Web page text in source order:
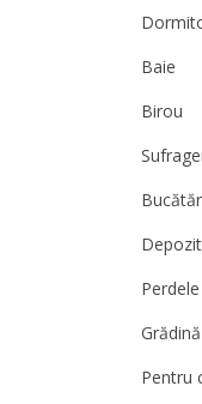
Baie
Birou
Perdele
Grădină
Pentru